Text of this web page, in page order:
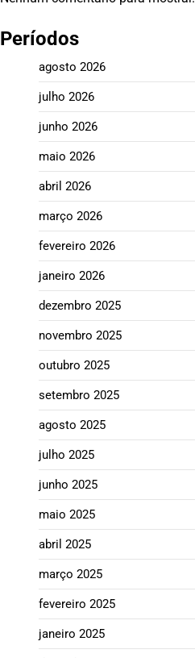
Períodos
agosto 2026
julho 2026
junho 2026
maio 2026
abril 2026
março 2026
fevereiro 2026
janeiro 2026
dezembro 2025
novembro 2025
outubro 2025
setembro 2025
agosto 2025
julho 2025
junho 2025
maio 2025
abril 2025
março 2025
fevereiro 2025
janeiro 2025